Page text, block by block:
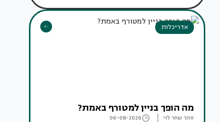
אדריכלות
מה הופך בניין למטורף באמת?
זוהר שחר לוי 06-08-2026